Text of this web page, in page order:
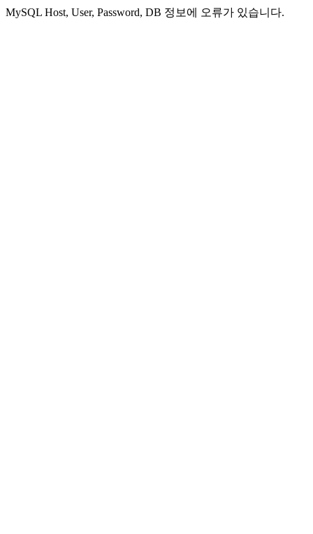
MySQL Host, User, Password, DB 정보에 오류가 있습니다.